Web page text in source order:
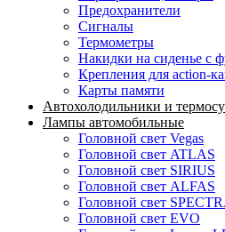
Предохранители
Сигналы
Термометры
Накидки на сиденье с
Крепления для action-
Карты памяти
Автохолодильники и
Лампы автомобильные
Головной свет Vegas
Головной свет ATLAS
Головной свет SIRIUS
Головной свет ALFAS
Головной свет
Головной свет EVO